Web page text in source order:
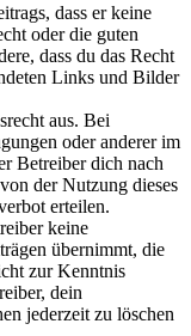
dass er keine
oder die guten
dass du das Recht
Links und Bilder
aus. Bei
oder anderer im
Betreiber dich nach
der Nutzung dieses
erteilen.
keine
übernimmt, die
zur Kenntnis
dein
jederzeit zu löschen